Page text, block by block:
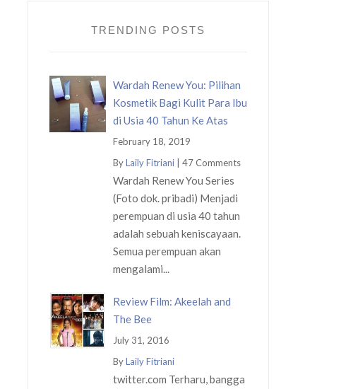
TRENDING POSTS
Wardah Renew You: Pilihan
Kosmetik Bagi Kulit Para Ibu
di Usia 40 Tahun Ke Atas
February 18, 2019
ByLaily Fitriani | 47 Comments
Wardah Renew You Series
(Foto dok. pribadi) Menjadi
perempuan di usia 40 tahun
adalah sebuah keniscayaan.
Semua perempuan akan
mengalami...
Review Film: Akeelah and
The Bee
July 31, 2016
ByLaily Fitriani
twitter.com Terharu, bangga